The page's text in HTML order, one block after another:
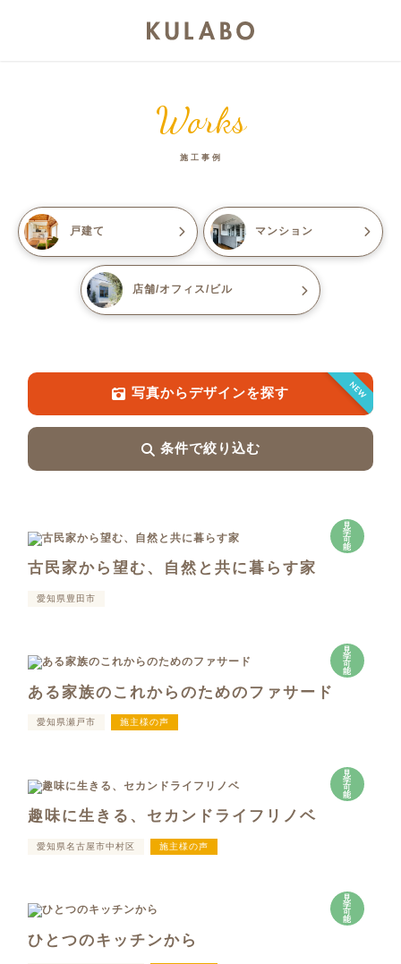
Works
施工事例
戸建て マンション
店舗/オフィス/ビル
NEW
写真からデザインを探す
条件で絞り込む
見
学
可
能
古民家から望む、自然と共に暮らす家
愛知県豊田市
見
学
可
能
ある家族のこれからのためのファサード
愛知県瀬戸市 施主様の声
見
学
可
能
趣味に生きる、セカンドライフリノベ
愛知県名古屋市中村区 施主様の声
見
学
可
能
ひとつのキッチンから